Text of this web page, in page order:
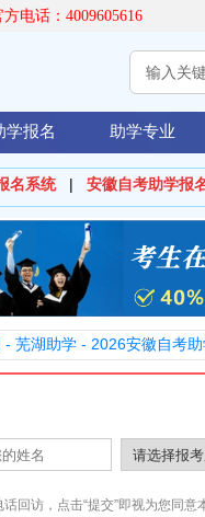
学报名 助学专业
名系统 | 安徽自考助学报
电话：4009605616
- 芜湖助学 - 2026安徽自考
回访，点击“提交”即视为您同意